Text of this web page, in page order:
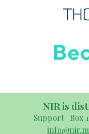
NIR is
Support | Box